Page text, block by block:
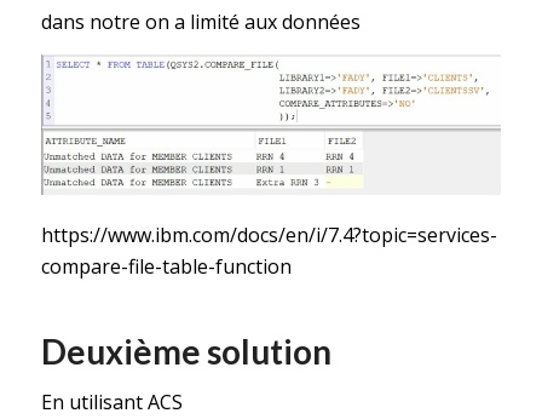
dans notre on a limité aux données
https://www.ibm.com/docs/en/i/7.4?topic=services-
compare-file-table-function
Deuxième solution
En utilisant ACS